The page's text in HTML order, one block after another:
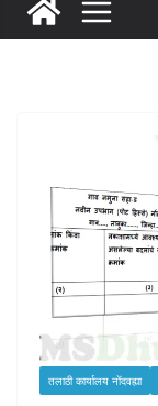
तलाठी कार्यालय नोंदवह्या